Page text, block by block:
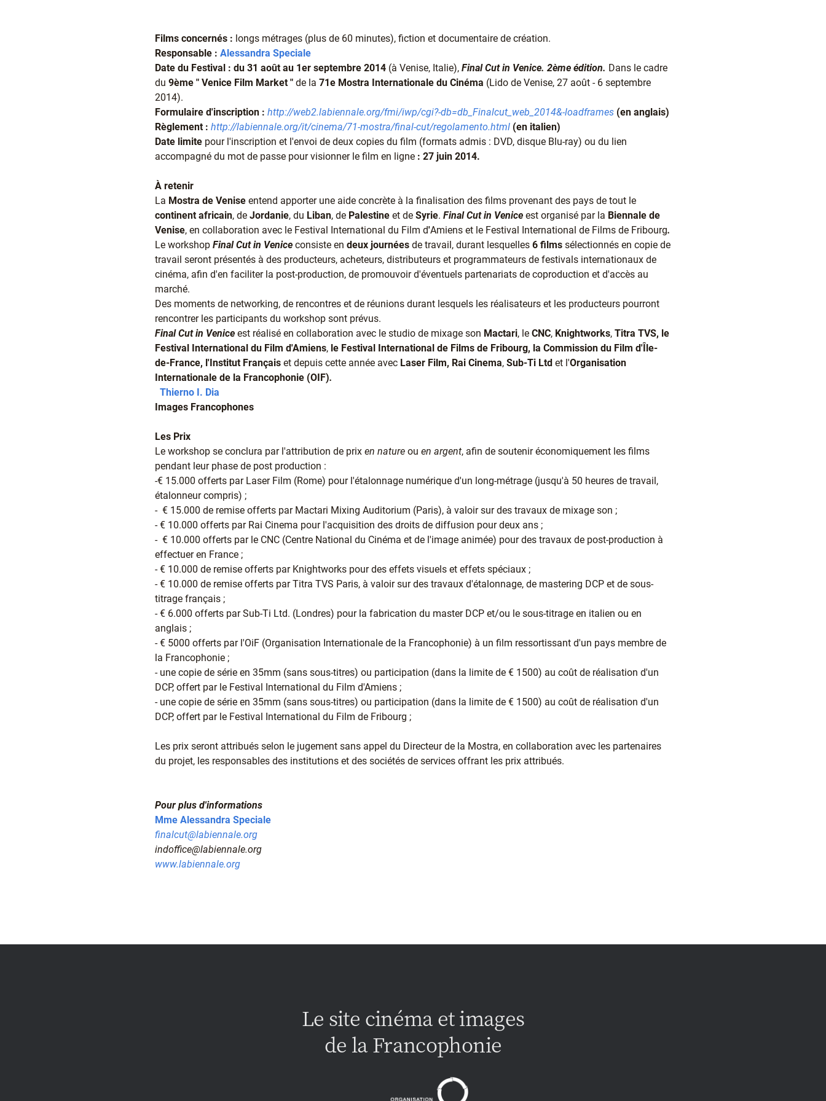
Films concernés : longs métrages (plus de 60 minutes), fiction et documentaire de création.
Responsable : Alessandra Speciale
Date du Festival : du 31 août au 1er septembre 2014 (à Venise, Italie), Final Cut in Venice. 2ème édition. Dans le cadre
du 9ème " Venice Film Market " de la 71e Mostra Internationale du Cinéma (Lido de Venise, 27 août - 6 septembre
2014).
Formulaire d'inscription : http://web2.labiennale.org/fmi/iwp/cgi?-db=db_Finalcut_web_2014&-loadframes (en anglais)
Règlement : http://labiennale.org/it/cinema/71-mostra/final-cut/regolamento.html (en italien)
Date limite pour l'inscription et l'envoi de deux copies du film (formats admis : DVD, disque Blu-ray) ou du lien
accompagné du mot de passe pour visionner le film en ligne : 27 juin 2014.
À retenir
La Mostra de Venise entend apporter une aide concrète à la finalisation des films provenant des pays de tout le
continent africain, de Jordanie, du Liban, de Palestine et de Syrie. Final Cut in Venice est organisé par la Biennale de
Venise, en collaboration avec le Festival International du Film d'Amiens et le Festival International de Films de Fribourg.
Le workshop Final Cut in Venice consiste en deux journées de travail, durant lesquelles 6 films sélectionnés en copie de
travail seront présentés à des producteurs, acheteurs, distributeurs et programmateurs de festivals internationaux de
cinéma, afin d'en faciliter la post-production, de promouvoir d'éventuels partenariats de coproduction et d'accès au
marché.
Des moments de networking, de rencontres et de réunions durant lesquels les réalisateurs et les producteurs pourront
rencontrer les participants du workshop sont prévus.
Final Cut in Venice est réalisé en collaboration avec le studio de mixage son Mactari, le CNC, Knightworks, Titra TVS, le
Festival International du Film d'Amiens, le Festival International de Films de Fribourg, la Commission du Film d'Île-
de-France, l'Institut Français et depuis cette année avec Laser Film, Rai Cinema, Sub-Ti Ltd et l'Organisation
Internationale de la Francophonie (OIF).
Thierno I. Dia
Images Francophones
Les Prix
Le workshop se conclura par l'attribution de prix en nature ou en argent, afin de soutenir économiquement les films
pendant leur phase de post production :
-€ 15.000 offerts par Laser Film (Rome) pour l'étalonnage numérique d'un long-métrage (jusqu'à 50 heures de travail,
étalonneur compris) ;
- € 15.000 de remise offerts par Mactari Mixing Auditorium (Paris), à valoir sur des travaux de mixage son ;
- € 10.000 offerts par Rai Cinema pour l'acquisition des droits de diffusion pour deux ans ;
- € 10.000 offerts par le CNC (Centre National du Cinéma et de l'image animée) pour des travaux de post-production à
effectuer en France ;
- € 10.000 de remise offerts par Knightworks pour des effets visuels et effets spéciaux ;
- € 10.000 de remise offerts par Titra TVS Paris, à valoir sur des travaux d'étalonnage, de mastering DCP et de sous-
titrage français ;
- € 6.000 offerts par Sub-Ti Ltd. (Londres) pour la fabrication du master DCP et/ou le sous-titrage en italien ou en
anglais ;
- € 5000 offerts par l'OiF (Organisation Internationale de la Francophonie) à un film ressortissant d'un pays membre de
la Francophonie ;
- une copie de série en 35mm (sans sous-titres) ou participation (dans la limite de € 1500) au coût de réalisation d'un
DCP, offert par le Festival International du Film d'Amiens ;
- une copie de série en 35mm (sans sous-titres) ou participation (dans la limite de € 1500) au coût de réalisation d'un
DCP, offert par le Festival International du Film de Fribourg ;
Les prix seront attribués selon le jugement sans appel du Directeur de la Mostra, en collaboration avec les partenaires
du projet, les responsables des institutions et des sociétés de services offrant les prix attribués.
Pour plus d'informations
Mme Alessandra Speciale
finalcut@labiennale.org
indoffice@labiennale.org
www.labiennale.org
Le site cinéma et images
de la Francophonie